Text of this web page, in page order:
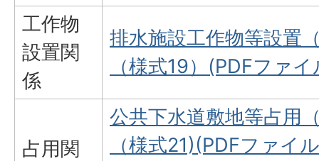
工作物
設置関
係
排水施設工作物等設置
（様式19）(PDFファ
占用関
公共下水道敷地等占用
（様式21)(PDFファイ